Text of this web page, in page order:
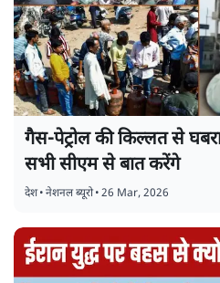
गैस-पेट्रोल की किल्लत से
सभी सीएम से बात करेंगे
देश•नेशनल ब्यूरो•26 Mar, 2026